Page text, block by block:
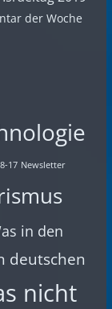
der Woche
17 Newsletter
in den
deutschen
nicht